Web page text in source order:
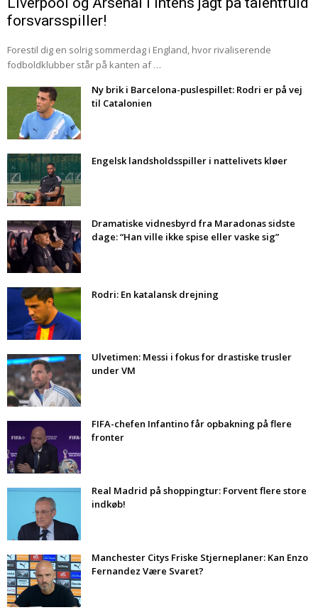
forsvarsspiller!
Forestil dig en solrig sommerdag i England, hvor rivaliserende
fodboldklubber står på kanten af …
Ny brik i Barcelona-puslespillet: Rodri er på vej
til Catalonien
Engelsk landsholdsspiller i nattelivets kløer
Dramatiske vidnesbyrd fra Maradonas sidste
dage: “Han ville ikke spise eller vaske sig”
Rodri: En katalansk drejning
Ulvetimen: Messi i fokus for drastiske trusler
under VM
FIFA-chefen Infantino får opbakning på flere
fronter
Real Madrid på shoppingtur: Forvent flere store
indkøb!
Manchester Citys Friske Stjerneplaner: Kan Enzo
Fernandez Være Svaret?